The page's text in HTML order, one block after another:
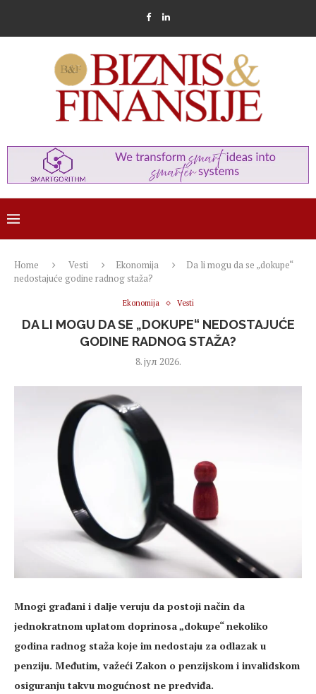
Home Vesti Ekonomija
Da li mogu da se „dokupe“
nedostajuće godine radnog staža?
Ekonomija Vesti
DA LI MOGU DA SE „DOKUPE“ NEDOSTAJUĆE
GODINE RADNOG STAŽA?
8. јул 2026.
Mnogi građani i dalje veruju da postoji način da
jednokratnom uplatom doprinosa „dokupe“ nekoliko
godina radnog staža koje im nedostaju za odlazak u
penziju. Međutim, važeći Zakon o penzijskom i invalidskom
osiguranju takvu mogućnost ne predviđa.